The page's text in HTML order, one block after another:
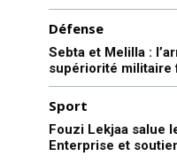
Défense
Sebta et Melilla :
supériorité militaire
Sport
Fouzi Lekjaa salue
Enterprise et